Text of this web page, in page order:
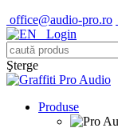
office@audio-pro.ro
Login
Şterge
Produse